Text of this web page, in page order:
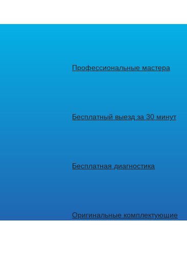
Профессиональные мастера
Бесплатный выезд за 30 минут
Бесплатная диагностика
Оригинальные комплектующие